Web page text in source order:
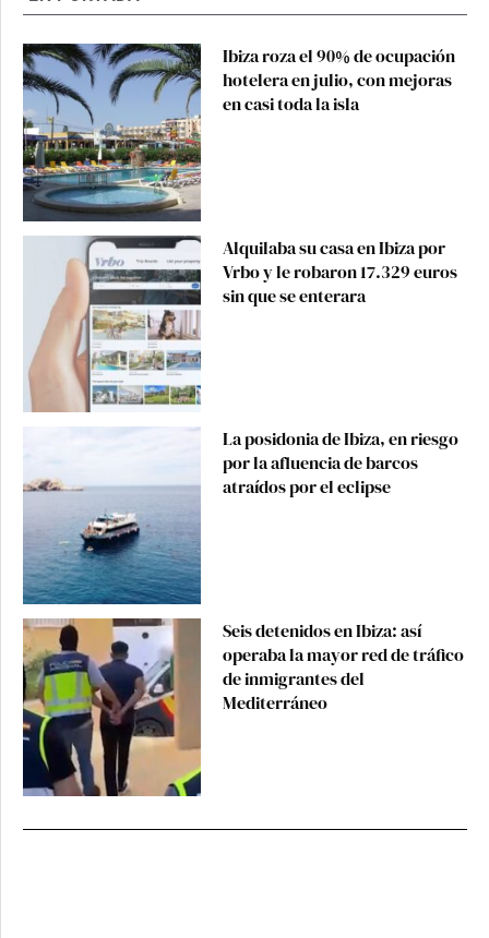
Ibiza roza el 90% de ocupación
hotelera en julio, con mejoras
en casi toda la isla
Alquilaba su casa en Ibiza por
Vrbo y le robaron 17.329 euros
sin que se enterara
La posidonia de Ibiza, en riesgo
por la afluencia de barcos
atraídos por el eclipse
Seis detenidos en Ibiza: así
operaba la mayor red de tráfico
de inmigrantes del
Mediterráneo